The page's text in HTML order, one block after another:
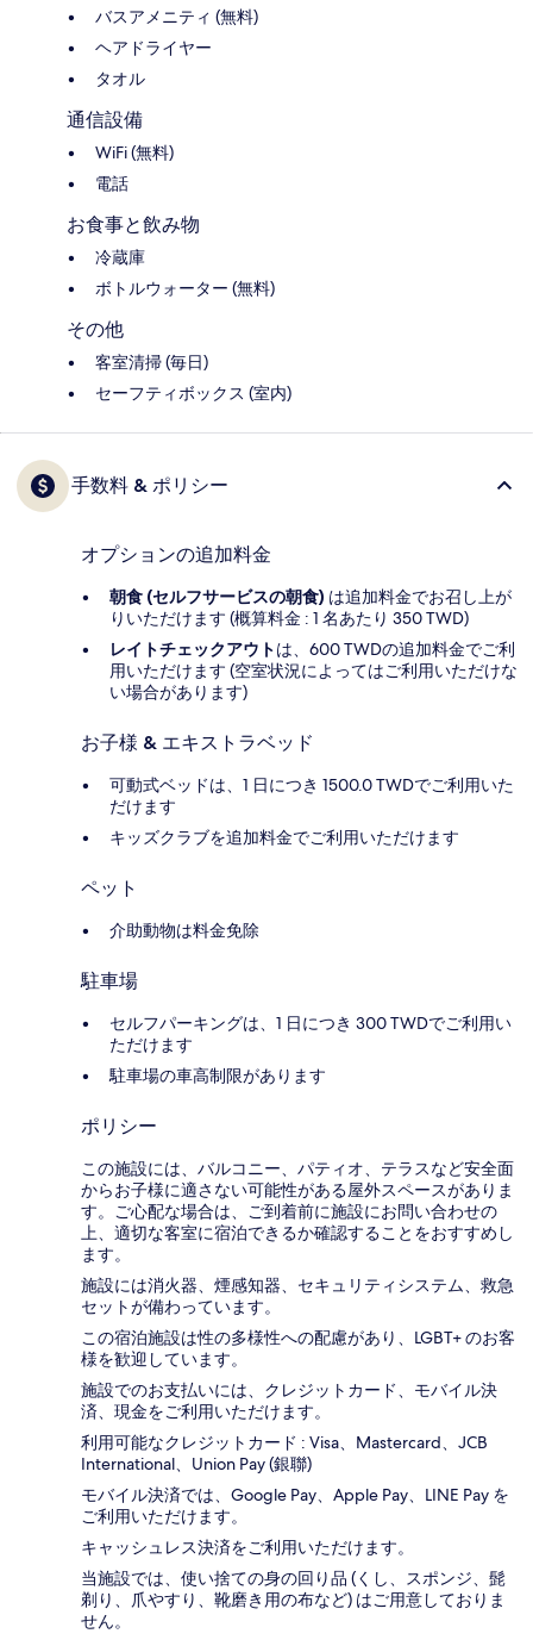
バスアメニティ (無料)
ヘアドライヤー
タオル
通信設備
WiFi (無料)
電話
お食事と飲み物
冷蔵庫
ボトルウォーター (無料)
その他
客室清掃 (毎日)
セーフティボックス (室内)
手数料 & ポリシー
オプションの追加料金
朝食 (セルフサービスの朝食) は追加料金でお召し上が
りいただけます (概算料金 : 1 名あたり 350 TWD)
レイトチェックアウトは、600 TWDの追加料金でご利
用いただけます (空室状況によってはご利用いただけな
い場合があります)
お子様 & エキストラベッド
可動式ベッドは、1 日につき 1500.0 TWDでご利用いた
だけます
キッズクラブを追加料金でご利用いただけます
ペット
介助動物は料金免除
駐車場
セルフパーキングは、1 日につき 300 TWDでご利用い
ただけます
駐車場の車高制限があります
ポリシー
この施設には、バルコニー、パティオ、テラスなど安全面
からお子様に適さない可能性がある屋外スペースがありま
す。ご心配な場合は、ご到着前に施設にお問い合わせの
上、適切な客室に宿泊できるか確認することをおすすめし
ます。
施設には消火器、煙感知器、セキュリティシステム、救急
セットが備わっています。
この宿泊施設は性の多様性への配慮があり、LGBT+ のお客
様を歓迎しています。
施設でのお支払いには、クレジットカード、モバイル決
済、現金をご利用いただけます。
利用可能なクレジットカード : Visa、Mastercard、JCB
International、Union Pay (銀聯)
モバイル決済では、Google Pay、Apple Pay、LINE Pay を
ご利用いただけます。
キャッシュレス決済をご利用いただけます。
当施設では、使い捨ての身の回り品 (くし、スポンジ、髭
剃り、爪やすり、靴磨き用の布など) はご用意しておりま
せん。